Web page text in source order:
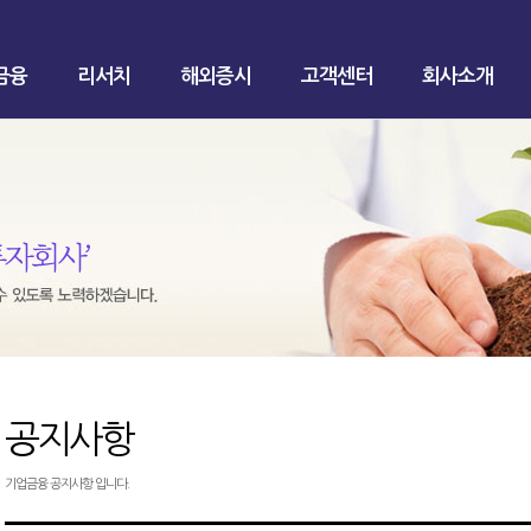
융 리서치 해외증시 고객센터 회사소개
공지사항
기업금융 공지사항 입니다.